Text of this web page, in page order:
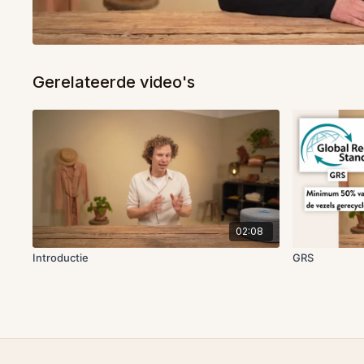
Gerelateerde video's
02:08
Introductie GRS